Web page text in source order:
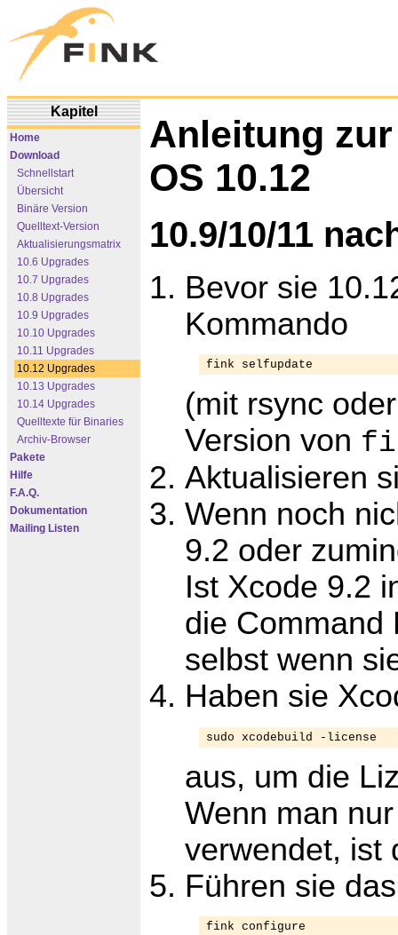
Kapitel
Home
Download
Schnellstart
Übersicht
Binäre Version
Quelltext-Version
Aktualisierungsmatrix
10.6 Upgrades
10.7 Upgrades
10.8 Upgrades
10.9 Upgrades
10.10 Upgrades
10.11 Upgrades
10.12 Upgrades
10.13 Upgrades
10.14 Upgrades
Quelltexte für Binaries
Archiv-Browser
Pakete
Hilfe
F.A.Q.
Dokumentation
Mailing Listen
Anleitung
OS 10.12
10.9/10/11
Bevor sie
Kommando
fink selfupdate
(mit rsync
Version von
Aktualisieren
Wenn noch
9.2 oder
Ist Xcode 9.2
die Command
selbst wenn
Haben sie
sudo xcodebuild -license
aus, um die
Wenn man
verwendet, ist
Führen sie
fink configure